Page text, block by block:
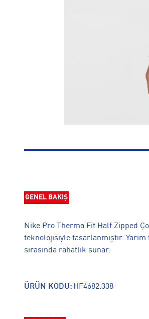
GENEL BAKIŞ
Nike Pro Therma Fit Half Zipped
teknolojisiyle tasarlanmıştır.
sırasında rahatlık sunar.
ÜRÜN KODU: HF4682.338